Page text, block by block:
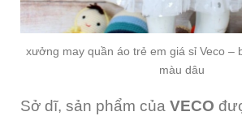
xưởng may quần áo trẻ em giá sỉ Veco –
màu dâu
Sở dĩ, sản phẩm của VECO